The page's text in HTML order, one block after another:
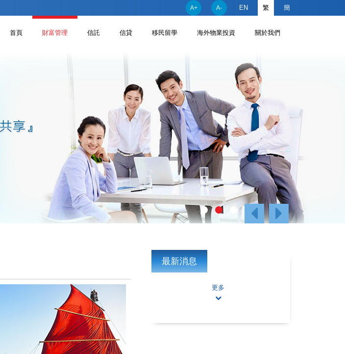
EN 繁 簡
A+ A-
首頁 財富管理 信託 信貸 移民留學 海外物業投資 關於我們
最新消息
更多